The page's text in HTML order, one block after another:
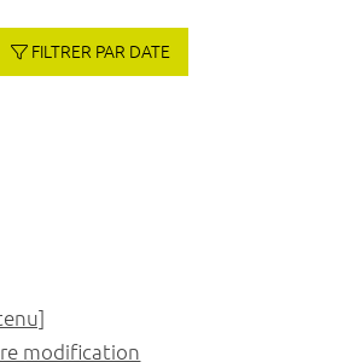
FILTRER PAR DATE
modification